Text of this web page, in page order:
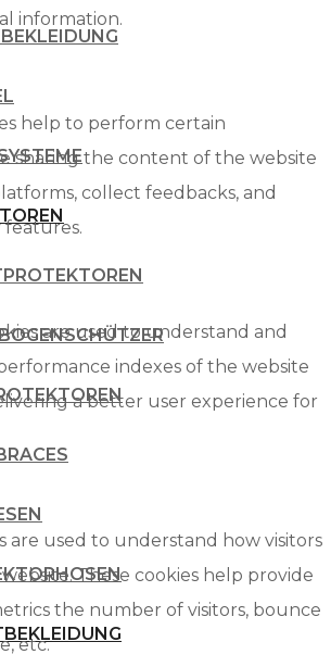
information.
help to perform certain
sharing the content of the website
collect feedbacks, and
are used to understand and
indexes of the website
a better user experience for
are used to understand how visitors
These cookies help provide
the number of visitors, bounce
etc.